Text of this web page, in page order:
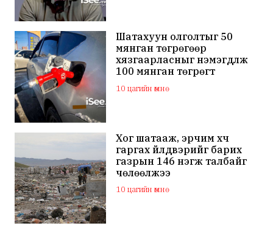
Шатахуун олголтыг 50
мянган төгрөгөөр
хязгаарласныг нэмэгдүүлж
100 мянган төгрөгт
хүргэхээр судалж байна
10 цагийн өмнө
Хог шатааж, эрчим хүч
гаргах үйлдвэрийг барих
газрын 146 нэгж талбайг
чөлөөлжээ
10 цагийн өмнө